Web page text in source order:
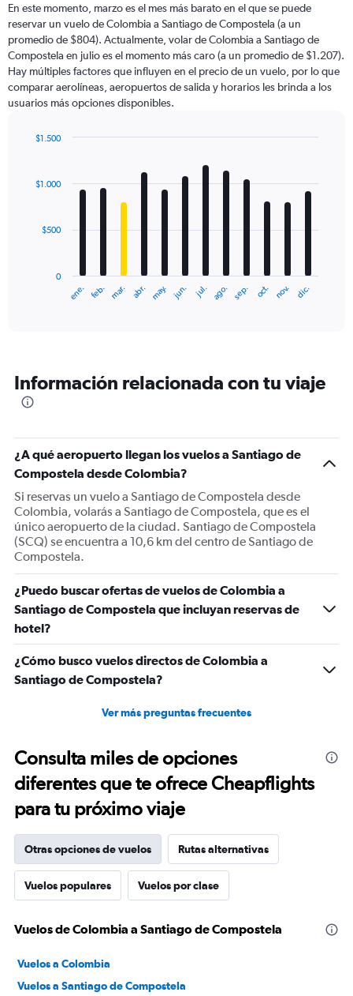
En este momento, marzo es el mes más barato en el que se puede
reservar un vuelo de Colombia a Santiago de Compostela (a un
promedio de $804). Actualmente, volar de Colombia a Santiago de
Compostela en julio es el momento más caro (a un promedio de $1.207).
Hay múltiples factores que influyen en el precio de un vuelo, por lo que
comparar aerolíneas, aeropuertos de salida y horarios les brinda a los
usuarios más opciones disponibles.
with
12
The
categories.
The
Y
axis
values.
Range:
0
to
1500.
ene. feb. mar. abr. may. jun. jul. ago. sep. oct. nov. dic.
0
$500
$1.000
$1.500
Información relacionada con tu viaje
¿A qué aeropuerto llegan los vuelos a Santiago de
Compostela desde Colombia?
Si reservas un vuelo a Santiago de Compostela desde
Colombia, volarás a Santiago de Compostela, que es el
único aeropuerto de la ciudad. Santiago de Compostela
(SCQ) se encuentra a 10,6 km del centro de Santiago de
Compostela.
¿Puedo buscar ofertas de vuelos de Colombia a
Santiago de Compostela que incluyan reservas de
hotel?
¿Cómo busco vuelos directos de Colombia a
Santiago de Compostela?
Ver más preguntas frecuentes
Consulta miles de opciones
diferentes que te ofrece Cheapflights
para tu próximo viaje
Otras opciones de vuelos Rutas alternativas
Vuelos populares Vuelos por clase
Vuelos de Colombia a Santiago de Compostela
Vuelos a Colombia
Vuelos a Santiago de Compostela